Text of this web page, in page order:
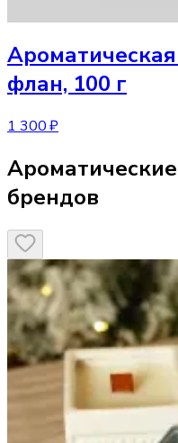
флан, 100 г
1 300 ₽
брендов